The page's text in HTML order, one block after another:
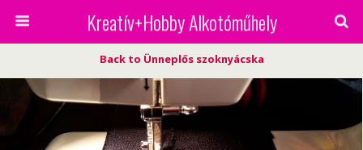
Kreatív+Hobby Alkotóműhely
Back to Ünneplős szoknyácska